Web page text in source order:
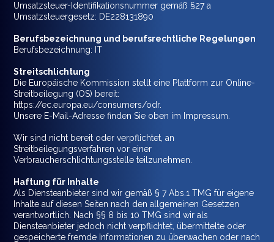
Umsatzsteuer-Identifikationsnummer gemäß §27 a
Umsatzsteuergesetz: DE228131890
Berufsbezeichnung und berufsrechtliche Regelungen
Berufsbezeichnung: IT
Streitschlichtung
Die Europäische Kommission stellt eine Plattform zur Online-
Streitbeilegung (OS) bereit:
https://ec.europa.eu/consumers/odr.
Unsere E-Mail-Adresse finden Sie oben im Impressum.
Wir sind nicht bereit oder verpflichtet, an
Streitbeilegungsverfahren vor einer
Verbraucherschlichtungsstelle teilzunehmen.
Haftung für Inhalte
Als Diensteanbieter sind wir gemäß § 7 Abs.1 TMG für eigene
Inhalte auf diesen Seiten nach den allgemeinen Gesetzen
verantwortlich. Nach §§ 8 bis 10 TMG sind wir als
Diensteanbieter jedoch nicht verpflichtet, übermittelte oder
gespeicherte fremde Informationen zu überwachen oder nach